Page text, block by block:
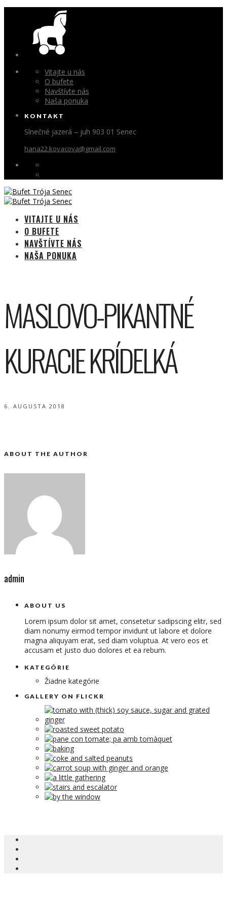
Vitajte u nás
O bufete
Navštívte nás
Naša ponuka
KONTAKT
Slnečné jazerá – juh 903 01 Senec
hana22.kovacova@gmail.com
VITAJTE U NÁS
O BUFETE
NAVŠTÍVTE NÁS
NAŠA PONUKA
MASLOVO-PIKANTNÉ
KURACIE KRÍDELKÁ
6. AUGUSTA 2018
ABOUT THE AUTHOR
admin
ABOUT US
Lorem ipsum dolor sit amet, consetetur sadipscing elitr, sed
diam nonumy eirmod tempor invidunt ut labore et dolore
magna aliquyam erat, sed diam voluptua. At vero eos et
accusam et justo duo dolores et ea rebum.
KATEGÓRIE
Žiadne kategórie
GALLERY ON FLICKR